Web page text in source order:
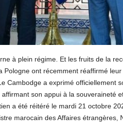
à plein régime. Et les fruits de la
Pologne ont récemment réaffirmé
Cambodge a exprimé officiellement
son appui à la souveraineté
a été réitéré le mardi 21 octobre
marocain des Affaires étrangères,